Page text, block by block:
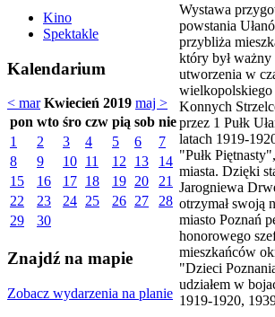
Kino
Spektakle
Kalendarium
< mar Kwiecień 2019 maj >
pon wto śro czw pią sob nie
1
2 3 4 5 6
7
8
9 10 11 12 13
14
15
16 17 18 19 20
21
22
23 24 25 26 27
28
29
30
Znajdź na mapie
Zobacz wydarzenia na planie
Wystawa
powstania
przybliża
który był
utworzenia w
Konnych
przez 1 Pułk
latach 1919-
"Pułk
miasta. Dzięki
Jarogniewa
otrzymał swoją
miasto Poznań
honorowego
mieszkańców
"Dzieci
udziałem w
1919-1920,